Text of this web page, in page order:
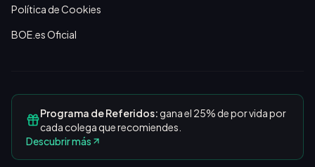
Política de Cookies
BOE.es Oficial
Programa de Referidos:gana el 25% de por vida por
cada colega que recomiendes.
Descubrir más